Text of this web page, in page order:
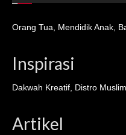
Orang Tua, Mendidik Anak,
Inspirasi
Dakwah Kreatif, Distro Muslim
Artikel